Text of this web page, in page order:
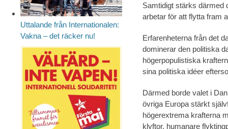
Samtidigt stärks därmed
arbetar för att flytta fram
Erfarenheterna från det
dominerar den politiska
högerpopulistiska
sina politiska idéer
Därmed borde valet i
övriga Europa stärkt
högerextrema krafterna
klyftor, humanare
Uttalande från Internationalen:
Vakna – det räcker nu!